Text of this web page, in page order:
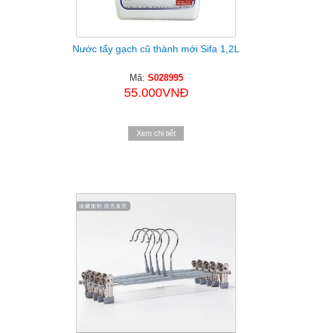
Nước tẩy gạch cũ thành mới Sifa 1,2L
Mã: S028995
55.000VNĐ
Xem chi tiết